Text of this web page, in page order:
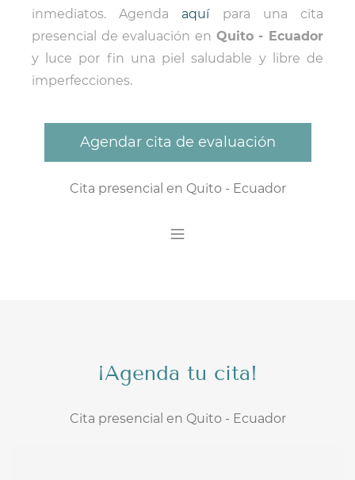
inmediatos. Agenda aquípara una cita
presencial de evaluación en Quito - Ecuador
y luce por fin una piel saludable y libre de
imperfecciones.
Agendar cita de evaluación
Cita presencial en Quito - Ecuador
​¡Agenda tu cita!
Cita presencial en Quito - Ecuador